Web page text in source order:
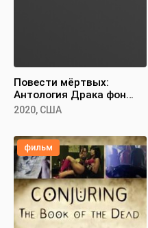
Повести мёртвых:
Антология Драка фон
Столлера
2020, США
фильм